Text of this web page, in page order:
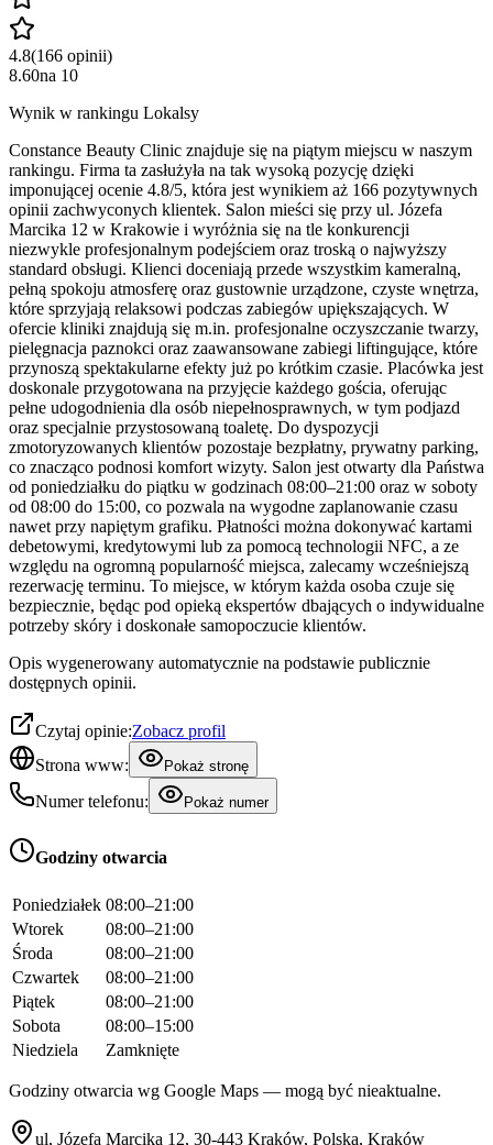
4.8(166 opinii)
8.60na 10
Wynik w rankingu Lokalsy
Constance Beauty Clinic znajduje się na piątym miejscu w naszym
rankingu. Firma ta zasłużyła na tak wysoką pozycję dzięki
imponującej ocenie 4.8/5, która jest wynikiem aż 166 pozytywnych
opinii zachwyconych klientek. Salon mieści się przy ul. Józefa
Marcika 12 w Krakowie i wyróżnia się na tle konkurencji
niezwykle profesjonalnym podejściem oraz troską o najwyższy
standard obsługi. Klienci doceniają przede wszystkim kameralną,
pełną spokoju atmosferę oraz gustownie urządzone, czyste wnętrza,
które sprzyjają relaksowi podczas zabiegów upiększających. W
ofercie kliniki znajdują się m.in. profesjonalne oczyszczanie twarzy,
pielęgnacja paznokci oraz zaawansowane zabiegi liftingujące, które
przynoszą spektakularne efekty już po krótkim czasie. Placówka jest
doskonale przygotowana na przyjęcie każdego gościa, oferując
pełne udogodnienia dla osób niepełnosprawnych, w tym podjazd
oraz specjalnie przystosowaną toaletę. Do dyspozycji
zmotoryzowanych klientów pozostaje bezpłatny, prywatny parking,
co znacząco podnosi komfort wizyty. Salon jest otwarty dla Państwa
od poniedziałku do piątku w godzinach 08:00–21:00 oraz w soboty
od 08:00 do 15:00, co pozwala na wygodne zaplanowanie czasu
nawet przy napiętym grafiku. Płatności można dokonywać kartami
debetowymi, kredytowymi lub za pomocą technologii NFC, a ze
względu na ogromną popularność miejsca, zalecamy wcześniejszą
rezerwację terminu. To miejsce, w którym każda osoba czuje się
bezpiecznie, będąc pod opieką ekspertów dbających o indywidualne
potrzeby skóry i doskonałe samopoczucie klientów.
Opis wygenerowany automatycznie na podstawie publicznie
dostępnych opinii.
Czytaj opinie:Zobacz profil
Strona www:
Pokaż stronę
Numer telefonu: Pokaż numer
Godziny otwarcia
Poniedziałek 08:00–21:00
Wtorek
08:00–21:00
Środa
08:00–21:00
Czwartek
08:00–21:00
Piątek
08:00–21:00
Sobota
08:00–15:00
Niedziela
Zamknięte
Godziny otwarcia wg Google Maps — mogą być nieaktualne.
ul, Józefa Marcika 12, 30-443 Kraków, Polska, Kraków